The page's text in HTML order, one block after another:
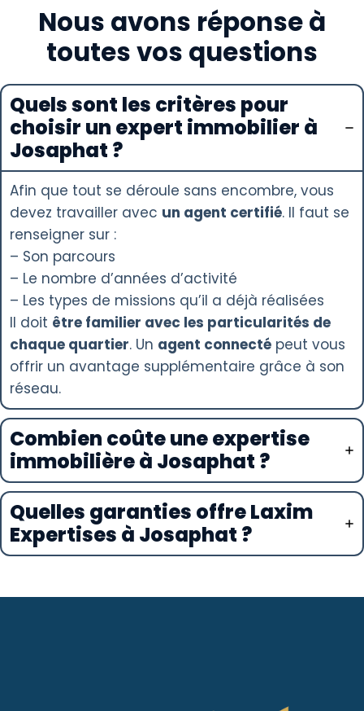
Nous avons réponse à
toutes vos questions
Quels sont les critères pour
choisir un expert immobilier à
Josaphat ?
Afin que tout se déroule sans encombre, vous
devez travailler avec un agent certifié. Il faut se
renseigner sur :
– Son parcours
– Le nombre d’années d’activité
– Les types de missions qu’il a déjà réalisées
Il doit être familier avec les particularités de
chaque quartier. Un agent connecté peut vous
offrir un avantage supplémentaire grâce à son
réseau.
Combien coûte une expertise
immobilière à Josaphat ?
Quelles garanties offre Laxim
Expertises à Josaphat ?